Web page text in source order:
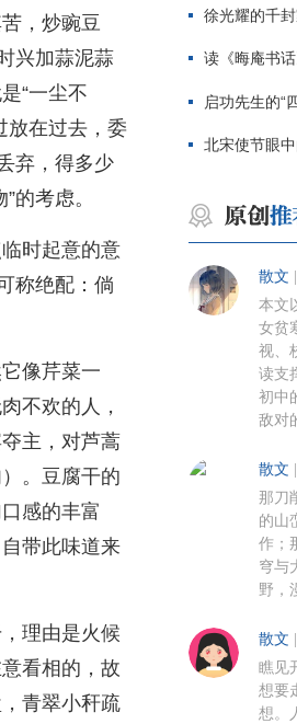
，炒豌豆
兴加蒜泥蒜
“一尘不
放在过去，委
弃，得多少
的考虑。
时起意的意
称绝配：倘
像芹菜一
不欢的人，
主，对芦蒿
。豆腐干的
感的丰富
带此味道来
理由是火候
看相的，故
青翠小秆疏
徐光耀的千
读《晦庵书
启功先生的“
北宋使节眼
散文
本文
女贫
视、
读支
初中
敌对
散文
那刀
的山
作；
穹与
野，
散文
瞧见
想要
想。